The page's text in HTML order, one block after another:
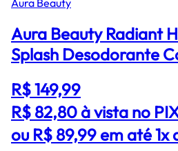
Aura Beauty
Aura Beauty Radiant
Splash Desodorante
R$ 149,99
R$ 82,80à vista no
ou R$ 89,99 em até 1x